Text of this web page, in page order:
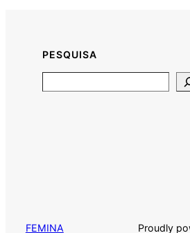
PESQUISA
FEMINA Proudly